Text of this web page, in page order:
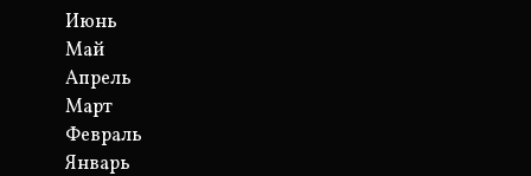
Июнь
Май
Апрель
Март
Февраль
Январь